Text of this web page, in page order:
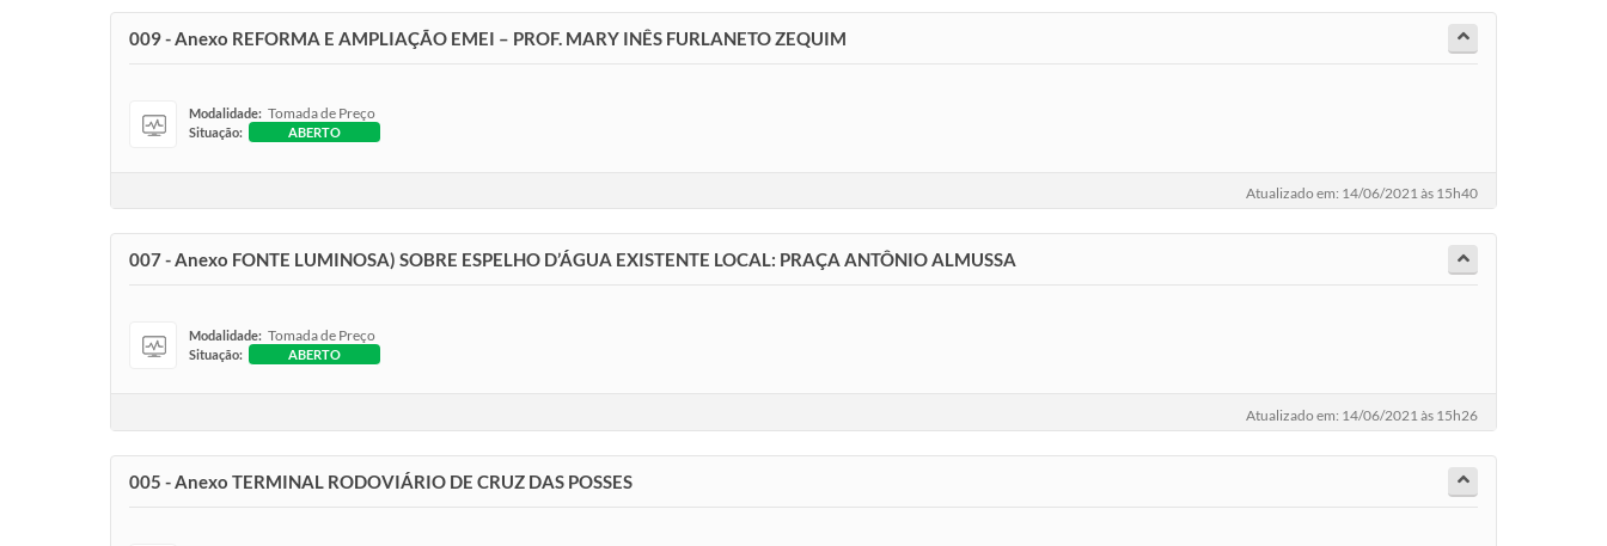
009 - Anexo REFORMA E AMPLIAÇÃO EMEI – PROF. MARY INÊS FURLANETO ZEQUIM
Modalidade: Tomada de Preço
Situação: ABERTO
Atualizado em: 14/06/2021 às 15h40
007 - Anexo FONTE LUMINOSA) SOBRE ESPELHO D’ÁGUA EXISTENTE LOCAL: PRAÇA ANTÔNIO ALMUSSA
Modalidade: Tomada de Preço
Situação: ABERTO
Atualizado em: 14/06/2021 às 15h26
005 - Anexo TERMINAL RODOVIÁRIO DE CRUZ DAS POSSES